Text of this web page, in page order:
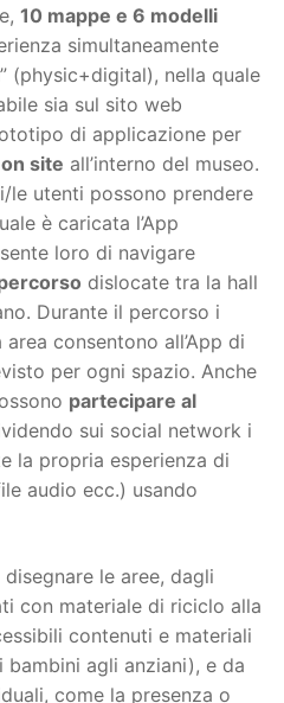
10 mappe e 6 modelli
simultaneamente
” (physic+digital), nella quale
sia sul sito web
di applicazione per
site all’interno del museo.
le utenti possono prendere
è caricata l’App
loro di navigare
dislocate tra la hall
Durante il percorso i
consentono all’App di
per ogni spazio. Anche
partecipare al
sui social network i
la propria esperienza di
audio ecc.) usando
le aree, dagli
con materiale di riciclo alla
contenuti e materiali
bambini agli anziani), e da
come la presenza o